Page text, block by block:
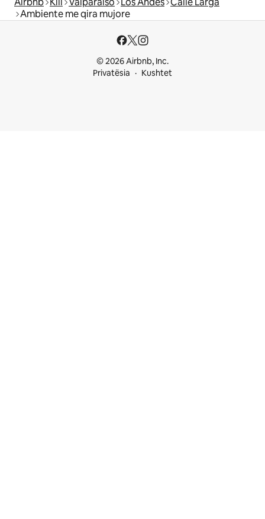
Ambiente me qira mujore
© 2026 Airbnb, Inc.
Privatësia
Kushtet